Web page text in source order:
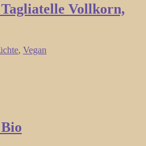
Vollkorn,
, Vegan